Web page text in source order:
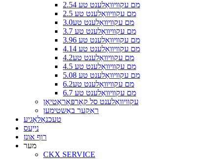
2.54 מם עקוויוואַלענט טע
2.5 מם עקוויוואַלענט טע
3.0מם עקוויוואַלענט טע
3.7 מם עקוויוואַלענט טע
3.96 מם עקוויוואַלענט טע
4.14 מם עקוויוואַלענט טע
4.2מם עקוויוואַלענט טע
4.5 מם עקוויוואַלענט טע
5.08 מם עקוויוואַלענט טע
6.2מם עקוויוואַלענט טע
6.7 מם עקוויוואַלענט טע
עקוויוואַלענט סל קאָרפּאָראַטיאָן
ראַקער באַשטימען
טעכנאָלאָגיע
נייַעס
רוף אונז
מער
CKX SERVICE